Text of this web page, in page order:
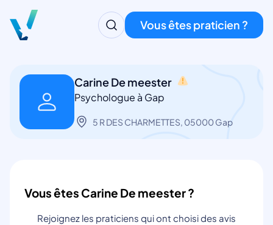
Vous êtes praticien ?
Carine De meester
Psychologue à Gap
5 R DES CHARMETTES, 05000 Gap
Vous êtes Carine De meester ?
Rejoignez les praticiens qui ont choisi des avis